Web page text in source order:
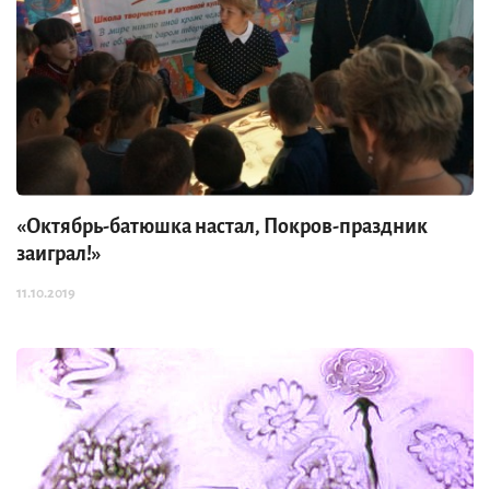
«Октябрь-батюшка настал, Покров-праздник
заиграл!»
11.10.2019